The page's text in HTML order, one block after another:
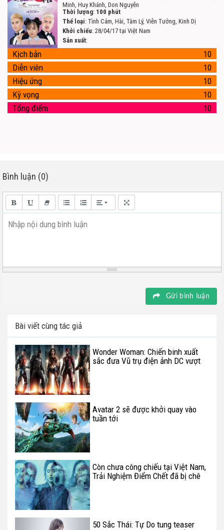
Minh, Huy Khánh, Don Nguyễn
Thời lượng: 100 phút
Thể loại: Tình Cảm, Hài, Tâm Lý, Viễn Tưởng, Kinh Dị
Khởi chiếu: 28/04/17 tại Việt Nam
Sản xuất:
Kịch bản
10
Diễn viên
10
Hiệu ứng
10
Kỳ vọng
10
Tổng điểm
10
Bình luận (0)
Nhập nội dung bình luận
Gửi bình luận
Bài viết cùng tác giả
Wonder Woman: Chiến binh xuất
sắc đưa Vũ trụ điện ảnh DC vượt
Avatar 2 sẽ được khởi quay vào
tuần tới
Còn chưa công chiếu tại Việt Nam,
Trải Nghiệm Điểm Chết đã bị chê
50 Sắc Thái: Tự Do tung teaser